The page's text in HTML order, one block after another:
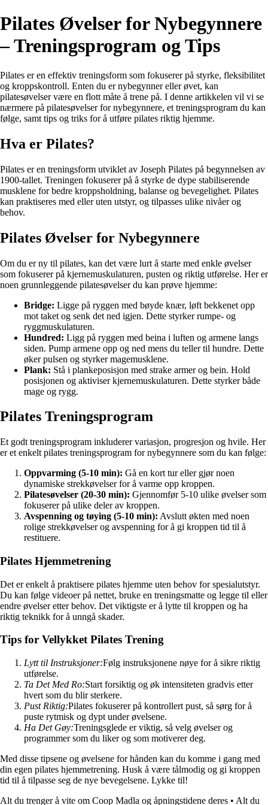
Pilates Øvelser for Nybegynnere
– Treningsprogram og Tips
Pilates er en effektiv treningsform som fokuserer på styrke, fleksibilitet
og kroppskontroll. Enten du er nybegynner eller øvet, kan
pilatesøvelser være en flott måte å trene på. I denne artikkelen vil vi se
nærmere på pilatesøvelser for nybegynnere, et treningsprogram du kan
følge, samt tips og triks for å utføre pilates riktig hjemme.
Hva er Pilates?
Pilates er en treningsform utviklet av Joseph Pilates på begynnelsen av
1900-tallet. Treningen fokuserer på å styrke de dype stabiliserende
musklene for bedre kroppsholdning, balanse og bevegelighet. Pilates
kan praktiseres med eller uten utstyr, og tilpasses ulike nivåer og
behov.
Pilates Øvelser for Nybegynnere
Om du er ny til pilates, kan det være lurt å starte med enkle øvelser
som fokuserer på kjernemuskulaturen, pusten og riktig utførelse. Her er
noen grunnleggende pilatesøvelser du kan prøve hjemme:
Bridge: Ligge på ryggen med bøyde knær, løft bekkenet opp
mot taket og senk det ned igjen. Dette styrker rumpe- og
ryggmuskulaturen.
Hundred: Ligg på ryggen med beina i luften og armene langs
siden. Pump armene opp og ned mens du teller til hundre. Dette
øker pulsen og styrker magemusklene.
Plank: Stå i plankeposisjon med strake armer og bein. Hold
posisjonen og aktiviser kjernemuskulaturen. Dette styrker både
mage og rygg.
Pilates Treningsprogram
Et godt treningsprogram inkluderer variasjon, progresjon og hvile. Her
er et enkelt pilates treningsprogram for nybegynnere som du kan følge:
Oppvarming (5-10 min): Gå en kort tur eller gjør noen
dynamiske strekkøvelser for å varme opp kroppen.
Pilatesøvelser (20-30 min): Gjennomfør 5-10 ulike øvelser som
fokuserer på ulike deler av kroppen.
Avspenning og tøying (5-10 min): Avslutt økten med noen
rolige strekkøvelser og avspenning for å gi kroppen tid til å
restituere.
Pilates Hjemmetrening
Det er enkelt å praktisere pilates hjemme uten behov for spesialutstyr.
Du kan følge videoer på nettet, bruke en treningsmatte og legge til eller
endre øvelser etter behov. Det viktigste er å lytte til kroppen og ha
riktig teknikk for å unngå skader.
Tips for Vellykket Pilates Trening
Lytt til Instruksjoner:Følg instruksjonene nøye for å sikre riktig
utførelse.
Ta Det Med Ro:Start forsiktig og øk intensiteten gradvis etter
hvert som du blir sterkere.
Pust Riktig:Pilates fokuserer på kontrollert pust, så sørg for å
puste rytmisk og dypt under øvelsene.
Ha Det Gøy:Treningsglede er viktig, så velg øvelser og
programmer som du liker og som motiverer deg.
Med disse tipsene og øvelsene for hånden kan du komme i gang med
din egen pilates hjemmetrening. Husk å være tålmodig og gi kroppen
tid til å tilpasse seg de nye bevegelsene. Lykke til!
Alt du trenger å vite om Coop Madla og åpningstidene deres • Alt du